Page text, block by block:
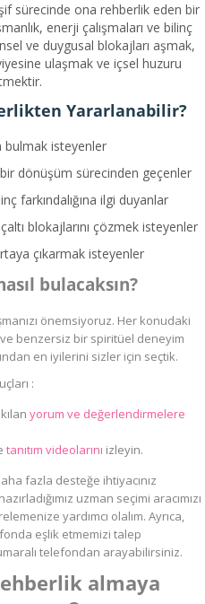
sürecinde ona rehberlik eden bir
enerji çalışmaları ve bilinç
ve duygusal blokajları aşmak,
ulaşmak ve içsel huzuru
Yararlanabilir?
bulmak isteyenler
dönüşüm sürecinden geçenler
farkındalığına ilgi duyanlar
blokajlarını çözmek isteyenler
çıkarmak isteyenler
bulacaksın?
önemsiyoruz. Her konudaki
benzersiz bir spiritüel deneyim
en iyilerini sizler için seçtik.
:
yorum ve değerlendirmelere
tanıtım videolarını izleyin.
fazla desteğe ihtiyacınız
uzman seçimi aracımızı
yardımcı olalım. Ayrıca,
eşlik etmemizi talep
telefondan arayabilirsiniz.
almaya